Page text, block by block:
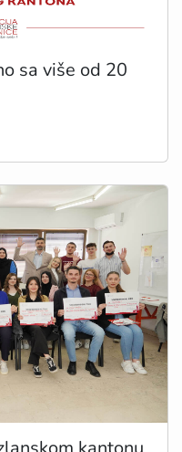
sa više od 20